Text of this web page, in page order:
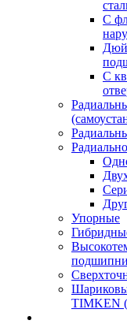
С
С
Упорные
TIMKEN